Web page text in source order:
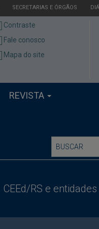
ESTADO
SECRETARIAS E ÓRGÃOS
Contraste
Fale conosco
Mapa do site
REVISTA
Buscar
CEEd/RS e